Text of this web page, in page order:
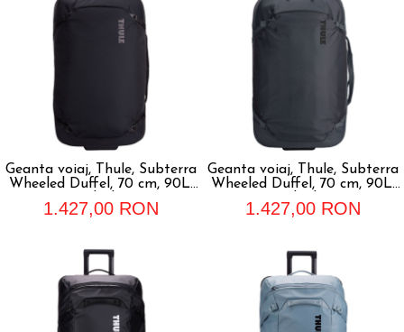
Geanta voiaj, Thule, Subterra
Wheeled Duffel, 70 cm, 90L,
1.427,00 RON
Geanta voiaj, Thule, Subterra
Wheeled Duffel, 70 cm, 90L,
1.427,00 RON